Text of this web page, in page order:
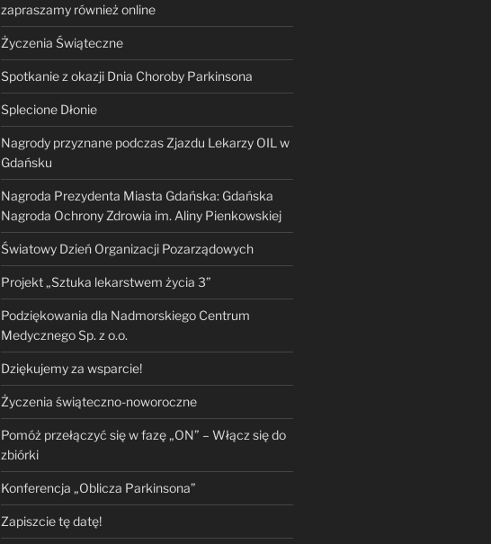
zapraszamy również online
Życzenia Świąteczne
Spotkanie z okazji Dnia Choroby Parkinsona
Splecione Dłonie
Nagrody przyznane podczas Zjazdu Lekarzy OIL w
Gdańsku
Nagroda Prezydenta Miasta Gdańska: Gdańska
Nagroda Ochrony Zdrowia im. Aliny Pienkowskiej
Światowy Dzień Organizacji Pozarządowych
Projekt „Sztuka lekarstwem życia 3”
Podziękowania dla Nadmorskiego Centrum
Medycznego Sp. z o.o.
Dziękujemy za wsparcie!
Życzenia świąteczno-noworoczne
Pomóż przełączyć się w fazę „ON” – Włącz się do
zbiórki
Konferencja „Oblicza Parkinsona”
Zapiszcie tę datę!